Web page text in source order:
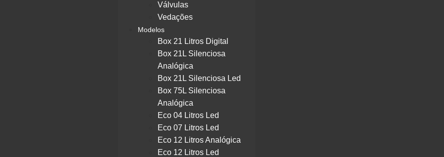
Válvulas
Vedações
Modelos
Box 21 Litros Digital
Box 21L Silenciosa
Analógica
Box 21L Silenciosa Led
Box 75L Silenciosa
Analógica
Eco 04 Litros Led
Eco 07 Litros Led
Eco 12 Litros Analógica
Eco 12 Litros Led